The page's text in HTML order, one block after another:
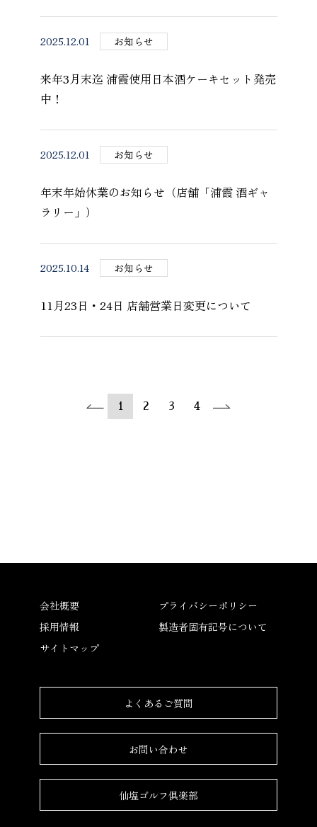
2025.12.01 お知らせ
来年3月末迄 浦霞使用日本酒ケーキセット発売
中！
2025.12.01 お知らせ
年末年始休業のお知らせ（店舗「浦霞 酒ギャ
ラリー」）
2025.10.14 お知らせ
11月23日・24日 店舗営業日変更について
1 2 3 4
会社概要
採用情報
サイトマップ
プライバシーポリシー
製造者固有記号について
よくあるご質問
お問い合わせ
仙塩ゴルフ倶楽部